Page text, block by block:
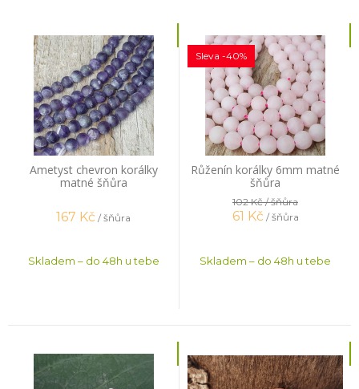
Ametyst chevron korálky
matné šňůra
167 Kč / šňůra
Skladem – do 48h u tebe
Růženín korálky 6mm matné
šňůra
Sleva -40%
102 Kč/ šňůra
61 Kč / šňůra
Skladem – do 48h u tebe